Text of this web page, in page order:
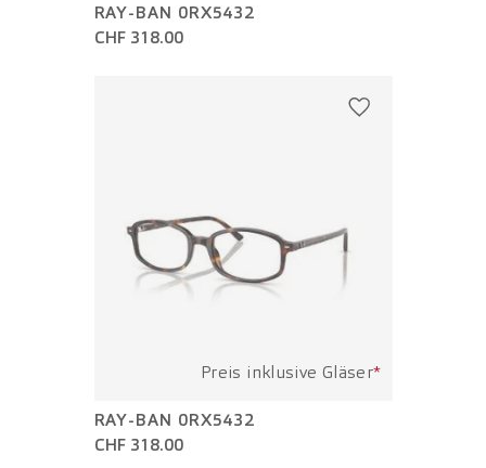
RAY-BAN 0RX5432
CHF 318.00
Preis inklusive Gläser*
RAY-BAN 0RX5432
CHF 318.00